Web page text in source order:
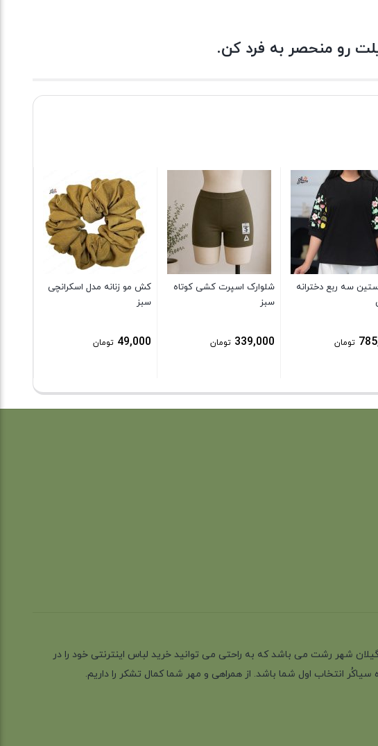
رو منحصر به فرد کن.
سه ربع دخترانه
تومان
شلوارک اسپرت کشی کوتاه
سبز
339,000 تومان
کش مو زنانه مدل اسکرانچی
سبز
49,000 تومان
... در استان سرسبز گیلان شهر رشت می باشد که به راحتی می توانید خرید لباس اینترنتی خود را در
انتخاب اول شما باشد. از همراهی و مهر شما کمال تشکر را داریم.